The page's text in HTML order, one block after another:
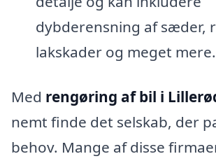
dybderensning af sæder,
lakskader og meget mere.
Med rengøring af bil i
nemt finde det selskab, der
behov. Mange af disse